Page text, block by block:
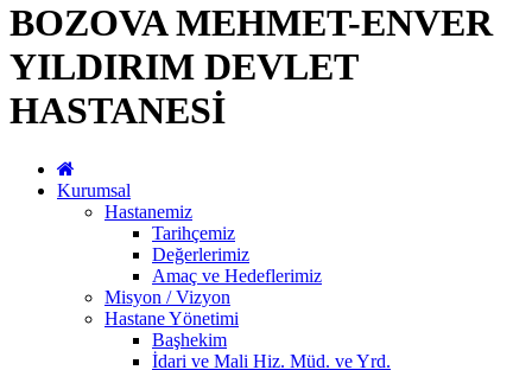
BOZOVA MEHMET-ENVER
YILDIRIM DEVLET
HASTANESİ
Kurumsal
Hastanemiz
Tarihçemiz
Değerlerimiz
Amaç ve Hedeflerimiz
Misyon / Vizyon
Hastane Yönetimi
Başhekim
İdari ve Mali Hiz. Müd. ve Yrd.